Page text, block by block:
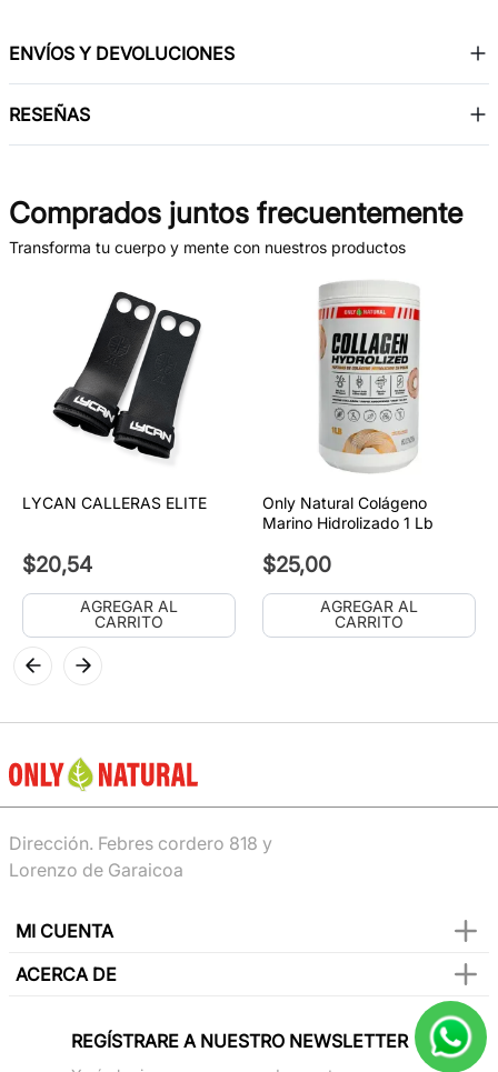
ENVÍOS Y DEVOLUCIONES
RESEÑAS
Comprados juntos frecuentemente
Transforma tu cuerpo y mente con nuestros productos
LYCAN CALLERAS ELITE
$20,54
AGREGAR AL
CARRITO
Only Natural Colágeno
Marino Hidrolizado 1 Lb
$25,00
AGREGAR AL
CARRITO
Dirección. Febres cordero 818 y
Lorenzo de Garaicoa
MI CUENTA
ACERCA DE
REGÍSTRARE A NUESTRO NEWSLETTER